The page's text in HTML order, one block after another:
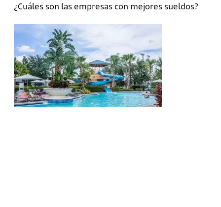
¿Cuáles son las empresas con mejores sueldos?